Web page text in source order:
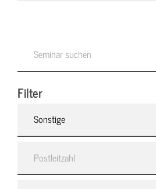
Filter
Sonstige